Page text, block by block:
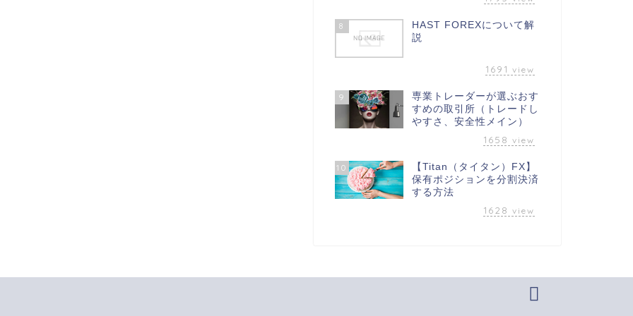
8
HAST FOREXについて解
説
1691 view
9
専業トレーダーが選ぶおす
すめの取引所（トレードし
やすさ、安全性メイン）
1658 view
10
【Titan（タイタン）FX】
保有ポジションを分割決済
する方法
1628 view